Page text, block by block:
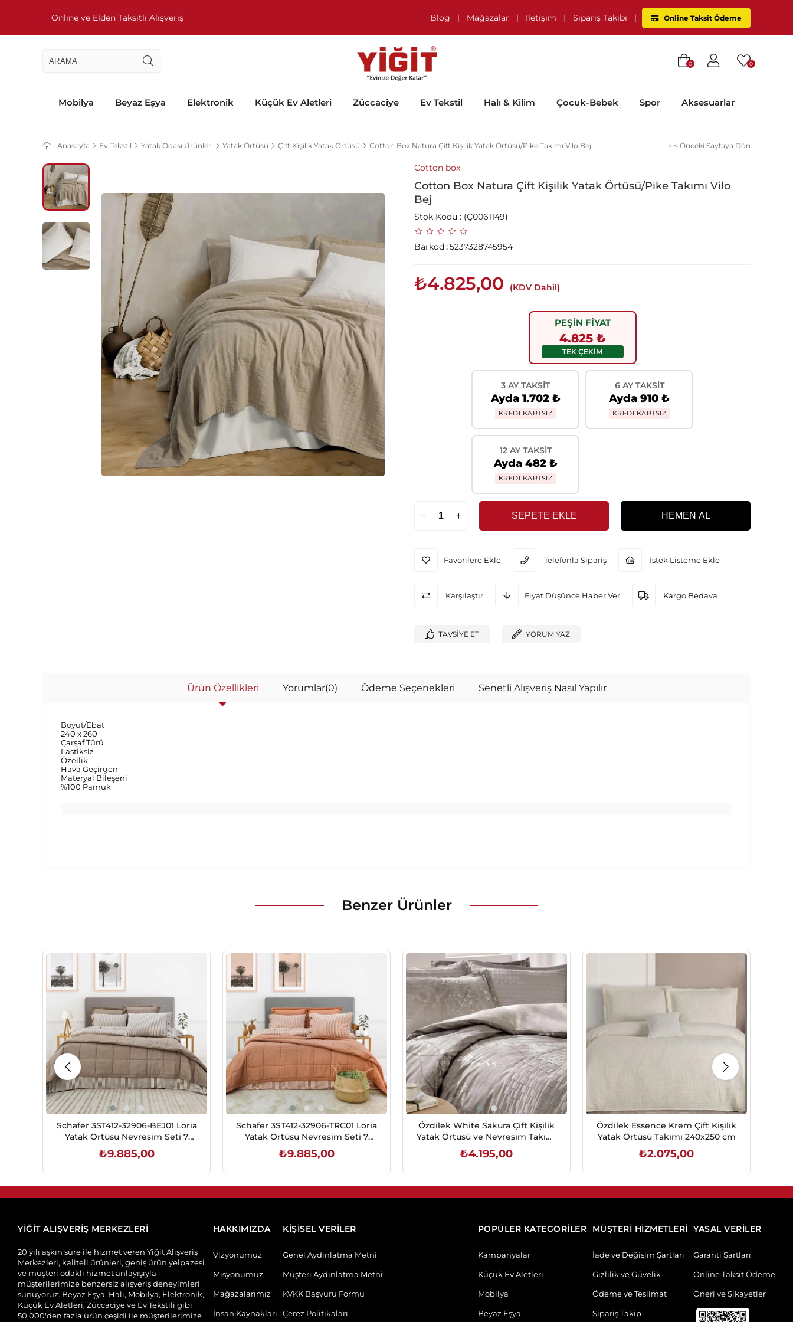
Online ve Elden Taksitli Alışveriş Blog | Mağazalar | İletişim | Sipariş Takibi | Online Taksit Ödeme
0
0
Mobilya Beyaz Eşya Elektronik Küçük Ev Aletleri Züccaciye Ev Tekstil Halı & Kilim Çocuk-Bebek Spor Aksesuarlar
Anasayfa Ev Tekstil Yatak Odası Ürünleri Yatak Örtüsü Çift Kişilik Yatak Örtüsü Cotton Box Natura Çift Kişilik Yatak Örtüsü/Pike Takımı Vilo Bej < < Önceki Sayfaya Dön
Cotton box
Cotton Box Natura Çift Kişilik Yatak Örtüsü/Pike Takımı Vilo
Bej
Stok Kodu (Ç0061149)
Barkod:5237328745954
₺4.825,00 (KDV Dahil)
PEŞİN FİYAT
4.825 ₺
TEK ÇEKİM
3 AY TAKSIT
Ayda 1.702 ₺
KREDİ KARTSIZ
6 AY TAKSIT
Ayda 910 ₺
KREDİ KARTSIZ
12 AY TAKSIT
Ayda 482 ₺
KREDİ KARTSIZ
Favorilere Ekle Telefonla Sipariş İstek Listeme Ekle
Karşılaştır Fiyat Düşünce Haber Ver Kargo Bedava
TAVSIYE ET YORUM YAZ
Ürün Özellikleri Yorumlar(0) Ödeme Seçenekleri Senetli Alışveriş Nasıl Yapılır
Boyut/Ebat
240 x 260
Çarşaf Türü
Lastiksiz
Özellik
Hava Geçirgen
Materyal Bileşeni
%100 Pamuk
Benzer Ürünler
Schafer 3ST412-32906-BEJ01 Loria
Yatak Örtüsü Nevresim Seti 7
Prç.-Bej
₺9.885,00
Schafer 3ST412-32906-TRC01 Loria
Yatak Örtüsü Nevresim Seti 7
Prç.-Turuncu
₺9.885,00
Özdilek White Sakura Çift Kişilik
Yatak Örtüsü ve Nevresim Takımı
Seti Bej
₺4.195,00
Özdilek Essence Krem Çift Kişilik
Yatak Örtüsü Takımı 240x250 cm
₺2.075,00
YİĞİT ALIŞVERİŞ MERKEZLERİ
20 yılı aşkın süre ile hizmet veren Yiğit Alışveriş
Merkezleri, kaliteli ürünleri, geniş ürün yelpazesi
ve müşteri odaklı hizmet anlayışıyla
müşterilerimize benzersiz alışveriş deneyimleri
sunuyoruz. Beyaz Eşya, Halı, Mobilya, Elektronik,
Küçük Ev Aletleri, Züccaciye ve Ev Tekstili gibi
50,000'den fazla ürün çeşidi ile müşterilerimize
HAKKIMIZDA
Vizyonumuz
Misyonumuz
Mağazalarımız
İnsan Kaynakları
KİŞİSEL VERİLER
Genel Aydınlatma Metni
Müşteri Aydınlatma Metni
KVKK Başvuru Formu
Çerez Politikaları
POPÜLER KATEGORİLER
Kampanyalar
Küçük Ev Aletleri
Mobilya
Beyaz Eşya
MÜŞTERİ HİZMETLERİ
İade ve Değişim Şartları
Gizlilik ve Güvelik
Ödeme ve Teslimat
Sipariş Takip
YASAL VERİLER
Garanti Şartları
Online Taksit Ödeme
Öneri ve Şikayetler